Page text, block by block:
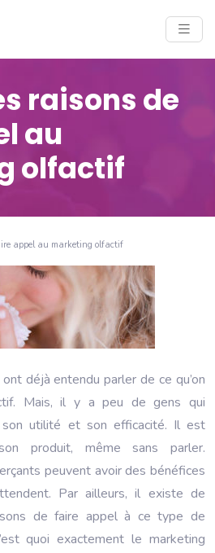
raisons de
au
olfactif
appel au marketing olfactif
déjà entendu parler de ce qu’on
Mais, il y a peu de gens qui
son utilité et son efficacité. Il est
produit, même sans parler.
peuvent avoir des bénéfices
Par ailleurs, il existe de
de faire appel à ce type de
quoi exactement le marketing